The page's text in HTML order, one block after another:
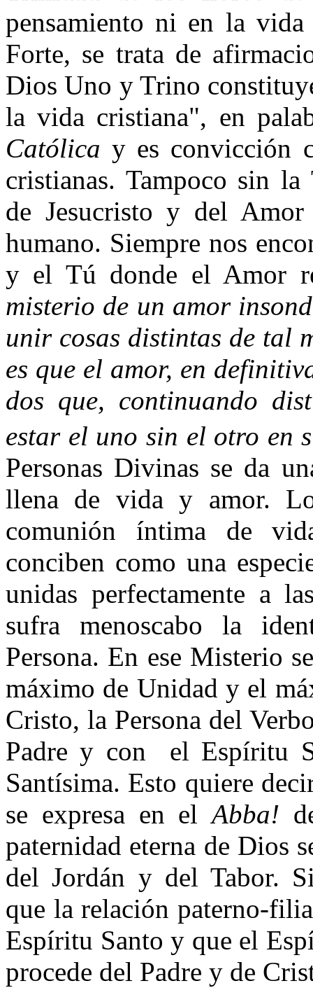
pensamiento ni en la
Forte, se trata de
Dios Uno y Trino
la vida cristiana", en
Católica y es convicción
cristianas. Tampoco sin
de Jesucristo y del
humano. Siempre nos
y el Tú donde el Amor
misterio de un amor
unir cosas distintas de tal
es que el amor, en
dos que, continuando
estar el uno sin el otro en
Personas Divinas se da
llena de vida y amor.
comunión íntima de
conciben como una
unidas perfectamente a
sufra menoscabo la
Persona. En ese Misterio
máximo de Unidad y el
Cristo, la Persona del
Padre y con
el Espíritu
Santísima. Esto quiere
se expresa en elAbba!
paternidad eterna de Dios
del Jordán y del Tabor.
que la relación paterno-
Espíritu Santo y que el
procede del Padre y de